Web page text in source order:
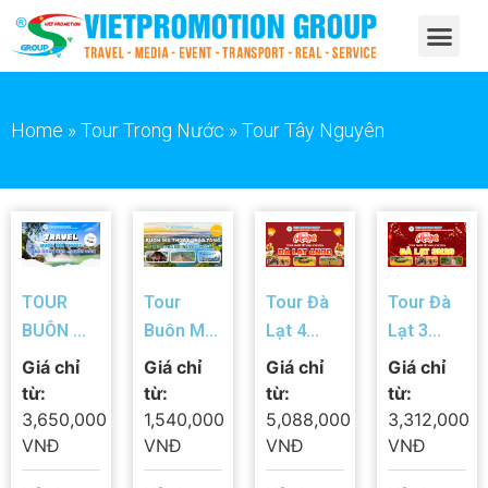
Home »Tour Trong Nước »Tour Tây Nguyên
TOUR
BUÔN MA
THUỘT
2N1Đ –
KHÁM
PHÁ THỦ
PHỦ CÀ
Giá chỉ
từ:
3,650,000
VNĐ
Tour
Buôn Ma
Thuột 1
Ngày:
Bảo Tàng
Thế Giới
Cà Phê –
Giá chỉ
từ:
1,540,000
VNĐ
Tour Đà
Lạt 4
Ngày 3
Đêm Tết
Âm Lịch
2026
Giá chỉ
từ:
5,088,000
VNĐ
Tour Đà
Lạt 3
Ngày 2
Đêm Tết
Âm Lịch
2026 |
Ghép
Giá chỉ
từ:
3,312,000
VNĐ